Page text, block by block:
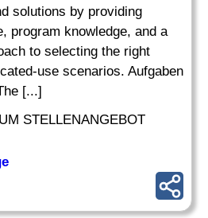
solutions by providing
program knowledge, and a
to selecting the right
use scenarios. Aufgaben
[...]
STELLENANGEBOT